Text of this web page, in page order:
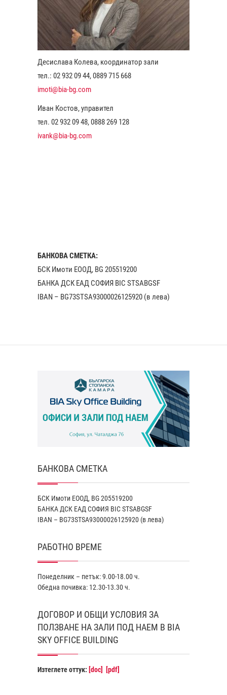
Десислава Колева, координатор зали
тел.: 02 932 09 44, 0889 715 668
imoti@bia-bg.com
Иван Костов, управител
тел. 02 932 09 48, 0888 269 128
ivank@bia-bg.com
БАНКОВА СМЕТКА:
БСК Имоти ЕООД, BG 205519200
БАНКА ДСК EАД СОФИЯ BIC STSABGSF
IBAN – BG73STSA93000026125920 (в лева)
БАНКОВА СМЕТКА
БСК Имоти ЕООД, BG 205519200
БАНКА ДСК EАД СОФИЯ BIC STSABGSF
IBAN – BG73STSA93000026125920 (в лева)
РАБОТНО ВРЕМЕ
Понеделник – петък: 9.00-18.00 ч.
Обедна почивка: 12.30-13.30 ч.
ДОГОВОР И ОБЩИ УСЛОВИЯ ЗА
ПОЛЗВАНЕ НА ЗАЛИ ПОД НАЕМ В BIA
SKY OFFICE BUILDING
Изтеглете оттук: [doc] [pdf]